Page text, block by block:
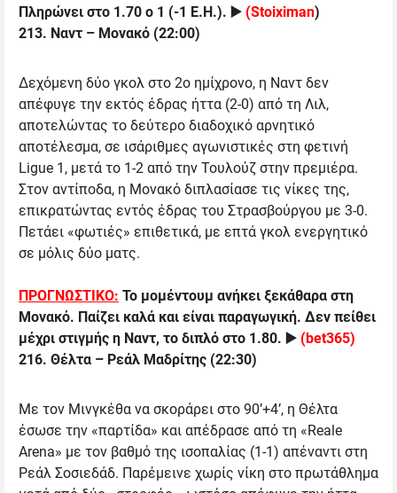
Πληρώνει στο 1.70 ο 1 (-1 Ε.Η.). ▶️ (Stoiximan)
213. Ναντ – Μονακό (22:00)
Δεχόμενη δύο γκολ στο 2ο ημίχρονο, η Ναντ δεν
απέφυγε την εκτός έδρας ήττα (2-0) από τη Λιλ,
αποτελώντας το δεύτερο διαδοχικό αρνητικό
αποτέλεσμα, σε ισάριθμες αγωνιστικές στη φετινή
Ligue 1, μετά το 1-2 από την Τουλούζ στην πρεμιέρα.
Στον αντίποδα, η Μονακό διπλασίασε τις νίκες της,
επικρατώντας εντός έδρας του Στρασβούργου με 3-0.
Πετάει «φωτιές» επιθετικά, με επτά γκολ ενεργητικό
σε μόλις δύο ματς.
ΠΡΟΓΝΩΣΤΙΚΟ: Το μομέντουμ ανήκει ξεκάθαρα στη
Μονακό. Παίζει καλά και είναι παραγωγική. Δεν πείθει
μέχρι στιγμής η Ναντ, το διπλό στο 1.80. ▶️ (bet365)
216. Θέλτα – Ρεάλ Μαδρίτης (22:30)
Με τον Μινγκέθα να σκοράρει στο 90’+4’, η Θέλτα
έσωσε την «παρτίδα» και απέδρασε από τη «Reale
Arena» με τον βαθμό της ισοπαλίας (1-1) απέναντι στη
Ρεάλ Σοσιεδάδ. Παρέμεινε χωρίς νίκη στο πρωτάθλημα